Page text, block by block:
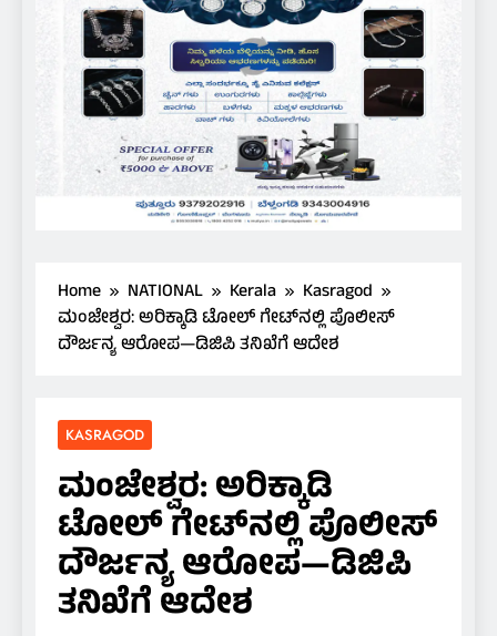
Home NATIONAL Kerala
Kasragod
ಮಂಜೇಶ್ವರ: ಅರಿಕ್ಕಾಡಿ ಟೋಲ್ ಗೇಟ್‌ನಲ್ಲಿ ಪೊಲೀಸ್
ದೌರ್ಜನ್ಯ ಆರೋಪ—ಡಿಜಿಪಿ ತನಿಖೆಗೆ ಆದೇಶ
KASRAGOD
ಮಂಜೇಶ್ವರ: ಅರಿಕ್ಕಾಡಿ
ಟೋಲ್ ಗೇಟ್‌ನಲ್ಲಿ ಪೊಲೀಸ್
ದೌರ್ಜನ್ಯ ಆರೋಪ—ಡಿಜಿಪಿ
ತನಿಖೆಗೆ ಆದೇಶ